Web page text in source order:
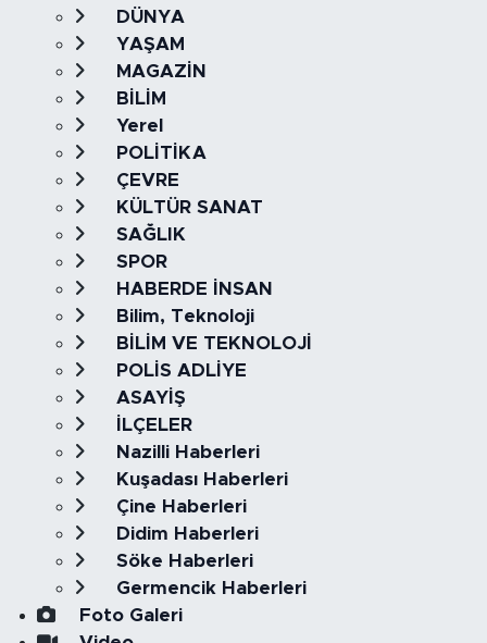
DÜNYA
YAŞAM
MAGAZİN
BİLİM
Yerel
POLİTİKA
ÇEVRE
KÜLTÜR SANAT
SAĞLIK
SPOR
HABERDE İNSAN
Bilim, Teknoloji
BİLİM VE TEKNOLOJİ
POLİS ADLİYE
ASAYİŞ
İLÇELER
Nazilli Haberleri
Kuşadası Haberleri
Çine Haberleri
Didim Haberleri
Söke Haberleri
Germencik Haberleri
Foto Galeri